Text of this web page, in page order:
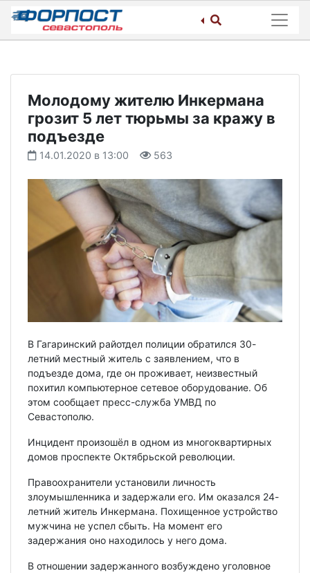
Skip
content
Молодому жителю Инкермана
грозит 5 лет тюрьмы за кражу в
подъезде
14.01.2020 в 13:00 563
В Гагаринский райотдел полиции обратился 30-
летний местный житель с заявлением, что в
подъезде дома, где он проживает, неизвестный
похитил компьютерное сетевое оборудование. Об
этом сообщает пресс-служба УМВД по
Севастополю.
Инцидент произошёл в одном из многоквартирных
домов проспекте Октябрьской революции.
Правоохранители установили личность
злоумышленника и задержали его. Им оказался 24-
летний житель Инкермана. Похищенное устройство
мужчина не успел сбыть. На момент его
задержания оно находилось у него дома.
В отношении задержанного возбуждено уголовное